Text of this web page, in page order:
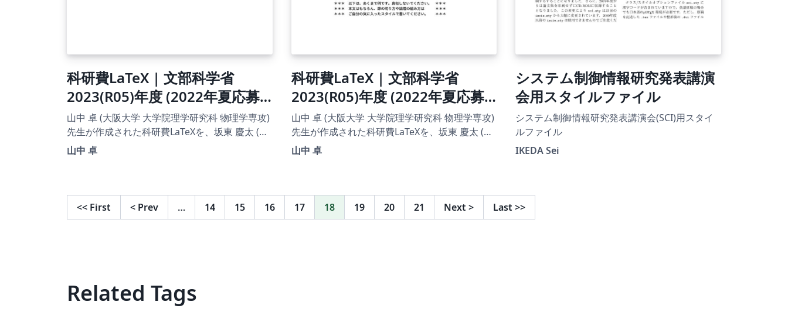
科研費LaTeX | 文部科学省
2023(R05)年度 (2022年夏応募
分) | 学術変革領域研究 | 学術変
革領域研究(A) (総括班) |
2022.05.23
山中 卓 (大阪大学 大学院理学研究科 物理学専攻)
先生が作成された科研費LaTeXを、坂東 慶太 (名
古屋学院大学) が了承を得てテンプレート登録し
山中 卓
科研費LaTeX | 文部科学省
2023(R05)年度 (2022年夏応募
分) | 学術変革領域研究 | 学術変
革領域研究(B) (領域計画書（全
体版)) | 2022.05.23
山中 卓 (大阪大学 大学院理学研究科 物理学専攻)
先生が作成された科研費LaTeXを、坂東 慶太 (名
古屋学院大学) が了承を得てテンプレート登録し
山中 卓
システム制御情報研究発表講演
会用スタイルファイル
システム制御情報研究発表講演会(SCI)用スタイ
ルファイル
IKEDA Sei
<< First < Prev … 14 15 16 17 18 19 20 21 Next > Last >>
Related Tags